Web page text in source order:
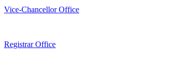
Vice-Chancellor Office
Registrar Office